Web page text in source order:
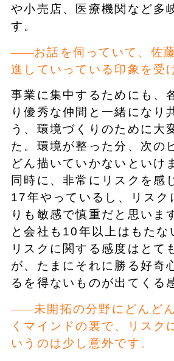
や小売店、医療機関など多
す。
お話を伺っていて、佐
進していっている印象を受
事業に集中するためにも、
り優秀な仲間と一緒になり
う、環境づくりのために大
た。環境が整った分、次の
どん描いていかないといけ
同時に、非常にリスクを感
17年やっているし、リスク
りも敏感で慎重だと思いま
と会社も10年以上はもたな
リスクに関する感度はとて
が、たまにそれに勝る好奇
るを得ないものが出てくる
未開拓の分野にどんど
くマインドの裏で、リスク
いうのは少し意外です。